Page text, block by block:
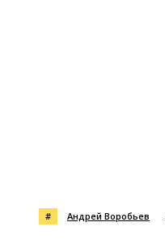
# Андрей Воробьев